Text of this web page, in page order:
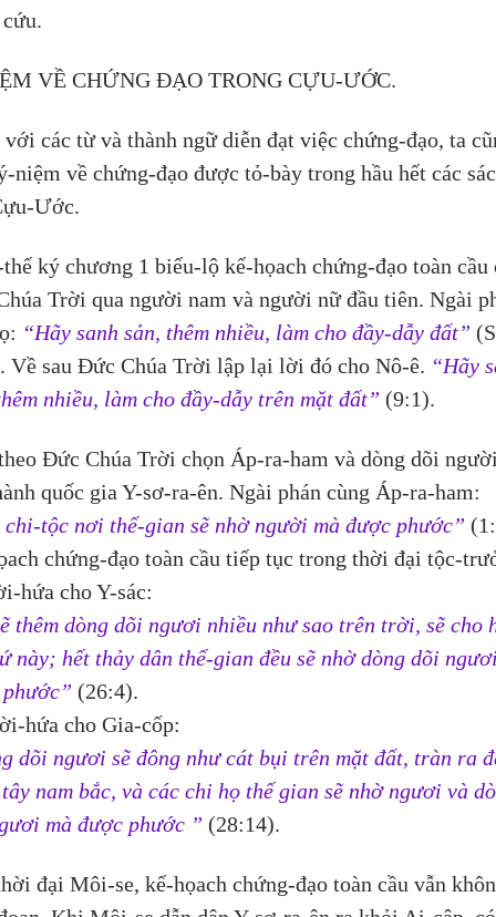
VỀ CHỨNG ĐẠO TRONG CỰU-ƯỚC.
với các từ và thành ngữ diễn đạt việc chứng-đạo, ta
niệm về chứng-đạo được tỏ-bày trong hầu hết các
Ước.
thế ký chương 1 biểu-lộ kế-họach chứng-đạo toàn
Trời qua người nam và người nữ đầu tiên. Ngài
“Hãy sanh sản, thêm nhiều, làm cho đầy-dẫy đất”
Về sau Đức Chúa Trời lập lại lời đó cho Nô-ê. “Hãy
nhiều, làm cho đầy-dẫy trên mặt đất” (9:1).
Đức Chúa Trời chọn Áp-ra-ham và dòng dõi
quốc gia Y-sơ-ra-ên. Ngài phán cùng Áp-ra-ham:
chi-tộc nơi thế-gian sẽ nhờ người mà được phước”
chứng-đạo toàn cầu tiếp tục trong thời đại tộc-
hứa cho Y-sác:
thêm dòng dõi ngươi nhiều như sao trên trời, sẽ cho
này; hết thảy dân thế-gian đều sẽ nhờ dòng dõi
(26:4).
hứa cho Gia-cốp:
dõi ngươi sẽ đông như cát bụi trên mặt đất, tràn ra
nam bắc, và các chi họ thế gian sẽ nhờ ngươi và
mà được phước ” (28:14).
đại Môi-se, kế-họach chứng-đạo toàn cầu vẫn